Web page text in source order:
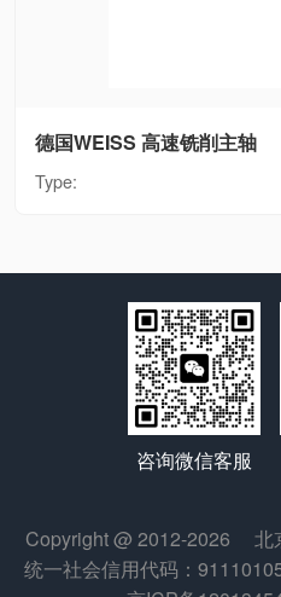
德国WEISS 高速铣削主轴
Type:
咨询微信客服
Copyright @ 2012-2026 北
统一社会信用代码：